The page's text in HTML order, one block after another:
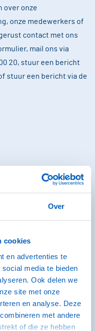
Over
cookies
en advertenties te
media te bieden
Ook delen we
site met onze
en analyse. Deze
met andere
of die ze hebben
over onze
onze medewerkers of
contact met ons
mail ons via
20, stuur een bericht
stuur een bericht via de
tussen 09:00 - 12:30 |
12:00 uur contact met